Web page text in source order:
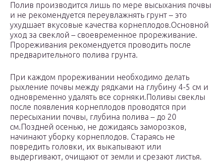
Полив производится лишь по мере высыхания почвы
и не рекомендуется переувлажнять грунт – это
ухудшает вкусовые качества корнеплодов.Основной
уход за свеклой – своевременное прореживание.
Прореживания рекомендуется проводить после
предварительного полива грунта.
При каждом прореживании необходимо делать
рыхление почвы между рядками на глубину 4-5 см и
одновременно удалять все сорняки.Поливы свеклы
после появления корнеплодов проводятся при
пересыхании почвы, глубина полива – до 20
см.Поздней осенью, не дожидаясь заморозков,
начинают уборку корнеплодов. Стараясь не
повредить головки, их выкапывают или
выдергивают, очищают от земли и срезают листья.